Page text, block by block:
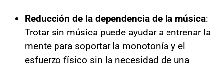
Reducción de la dependencia de la música:
Trotar sin música puede ayudar a entrenar la
mente para soportar la monotonía y el
esfuerzo físico sin la necesidad de una